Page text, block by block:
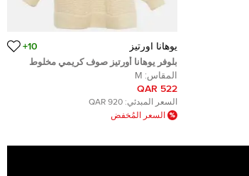
يوهانا اورتيز 10+
بلوفر يوهانا أورتيز صوف كريمي مخلوط
محبوك برسالة ميديوم
المقاس: M
522 QAR
السعر المبدئي: 920 QAR
السعر المُخفض